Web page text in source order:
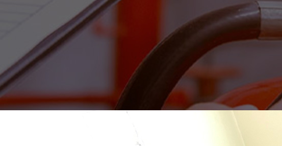
You are here: